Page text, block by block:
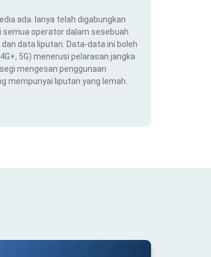
ada. Ianya telah digabungkan
operator dalam sesebuah
data liputan. Data-data ini boleh
5G) menerusi pelarasan jangka
mengesan penggunaan
mempunyai liputan yang lemah.